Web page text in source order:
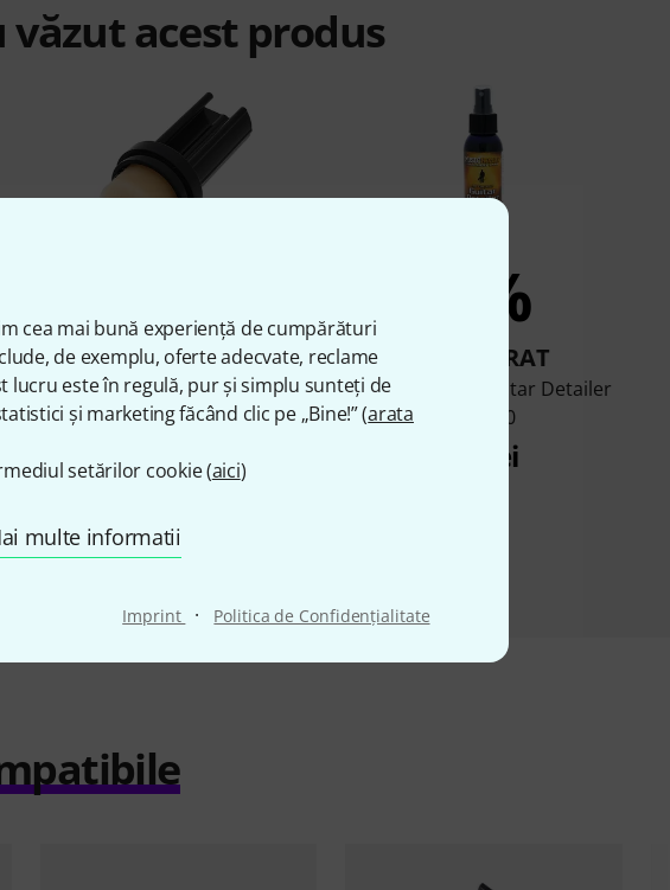
cea mai bună experiență de cumpărături
de exemplu, oferte adecvate, reclame
lucru este în regulă, pur și simplu sunteți de
și marketing făcând clic pe „Bine!” (arata
setărilor cookie (aici)
multe informatii
Imprint · Politica de Confidenţialitate
acest produs
6%
CUMPĂRAT
GHS Fast Fret
49 lei
5%
CUMPĂRAT
MusicNomad Guitar Detailer
MN100
47 lei